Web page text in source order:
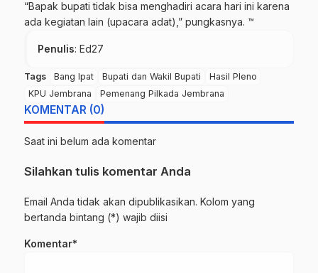
“Bapak bupati tidak bisa menghadiri acara hari ini karena
ada kegiatan lain (upacara adat),” pungkasnya. ™
Penulis: Ed27
Tags Bang Ipat Bupati dan Wakil Bupati
Hasil Pleno
KPU Jembrana
Pemenang Pilkada Jembrana
KOMENTAR (0)
Saat ini belum ada komentar
Silahkan tulis komentar Anda
Email Anda tidak akan dipublikasikan. Kolom yang
bertanda bintang (*) wajib diisi
Komentar*